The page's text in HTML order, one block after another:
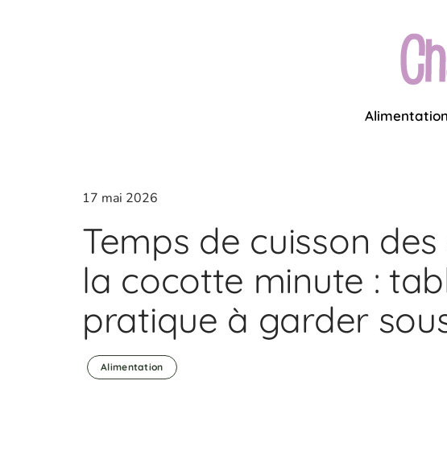
Alimentation
17 mai 2026
Temps de cuisson
la cocotte minute :
pratique à garder
Alimentation